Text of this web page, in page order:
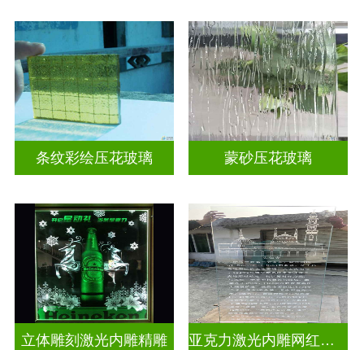
条纹彩绘压花玻璃 蒙砂压花玻璃
立体雕刻激光内雕精雕 亚克力激光内雕网红打卡背景